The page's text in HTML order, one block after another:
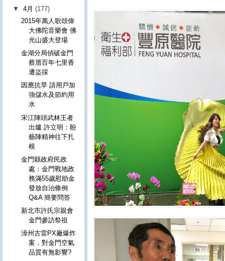
▼4月(177)
2015年萬人歌頌偉
大佛陀音樂會 佛
光山盛大登場
金湖分局偵破金門
蔡厝百年七里香
遭盜採
因應抗旱 請用戶加
強儲水及節約用
水
宋江陣頭武林王者
出爐 許立明：盼
藝陣精神往下扎
根
金門縣政府民政
處：金門戰地政
務滿55歲慰助金
發放自治條例
Q&A 簡要問答
新北市許氏宗親會
金門參訪祭祖
漳州古雷PX廠爆炸
案，對金門空氣
品質有無影響?